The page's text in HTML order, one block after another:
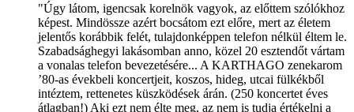
"Úgy látom, igencsak korelnök vagyok, az előttem szólókhoz
képest. Mindössze azért bocsátom ezt előre, mert az életem
jelentős korábbik felét, tulajdonképpen telefon nélkül éltem le.
Szabadsághegyi lakásomban anno, közel 20 esztendőt vártam
a vonalas telefon bevezetésére... A KARTHAGO zenekarom
’80-as évekbeli koncertjeit, koszos, hideg, utcai fülkékből
intéztem, rettenetes küszködések árán. (250 koncertet éves
átlagban!) Aki ezt nem élte meg, az nem is tudja értékelni a